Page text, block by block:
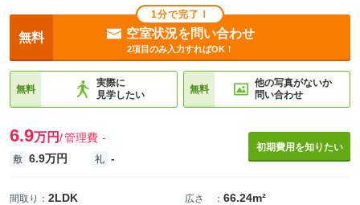
1分で完了！
無料 空室状況を問い合わせ
2項目のみ入力すればOK！
無料
実際に
見学したい
無料
他の写真がないか
問い合わせ
6.9万円 管理費 -
敷 6.9万円 礼 -
初期費用を知りたい
間取り ： 2LDK 広さ ： 66.24m²